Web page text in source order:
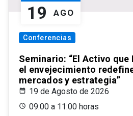
19 AGO
Conferencias
Seminario: “El Activo que
el envejecimiento
mercados y estrategia”
19 de Agosto de 2026
09:00 a 11:00 horas